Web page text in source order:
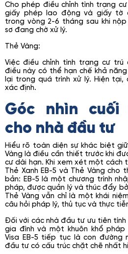
Cho phép điều chỉnh tình trạng
giấy phép lao động và giấy tờ
trong vòng 2-6 tháng sau khi nộp
sơ đang chờ xử lý.
Thẻ Vàng:
Việc điều chỉnh tình trạng cư trú
điều này có thể hạn chế khả
lại trong quá trình xử lý. Hiện
xác định.
Góc nhìn cuối
cho nhà đầu tư
Hiểu rõ toàn diện sự khác biệt
Vàng là điều cần thiết trước khi
cư dài hạn. Khi xem xét một cách
Thẻ Xanh EB-5 và Thẻ Vàng cho
bản: EB-5 là một chương trình
pháp, được quản lý và thúc đẩy
Thẻ Vàng vẫn chỉ là một khái
câu hỏi pháp lý, thủ tục và thực
Đối với các nhà đầu tư ưu tiên
gia đình và một khuôn khổ pháp
Visa EB-5 tiếp tục là con đường
đầu tư có cấu trúc chặt chẽ nhất